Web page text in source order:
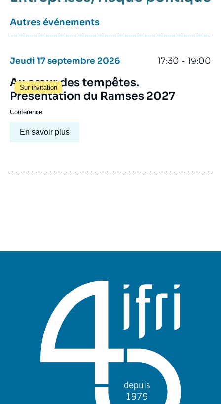
Autres événements
Jeudi 17 septembre 2026 17:30 - 19:00
Sur invitation
Au cœur des tempêtes.
Présentation du Ramses 2027
Conférence
En savoir plus